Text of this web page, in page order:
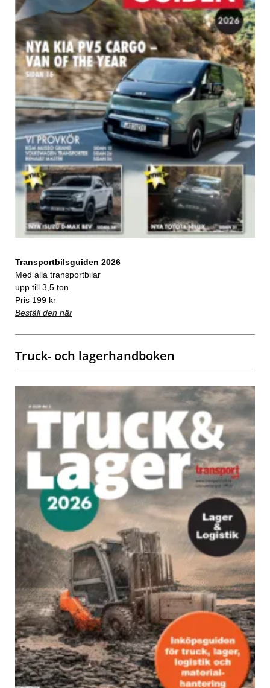
Transportbilsguiden 2026
Med alla transportbilar
upp till 3,5 ton
Pris 199 kr
Beställ den här
Truck- och lagerhandboken